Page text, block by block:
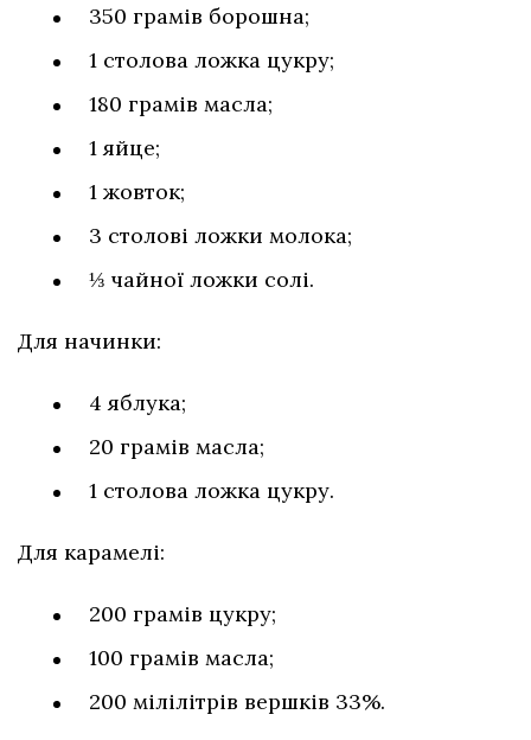
350 грамів борошна;
1 столова ложка цукру;
180 грамів масла;
1 яйце;
1 жовток;
3 столові ложки молока;
⅓ чайної ложки солі.
Для начинки:
4 яблука;
20 грамів масла;
1 столова ложка цукру.
Для карамелі:
200 грамів цукру;
100 грамів масла;
200 мілілітрів вершків 33%.